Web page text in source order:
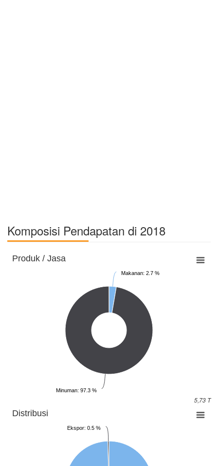
Komposisi Pendapatan di 2018
Produk / Jasa
Makanan: 2.7 %
Minuman: 97.3 %
5,73 T
Distribusi
Ekspor: 0.5 %